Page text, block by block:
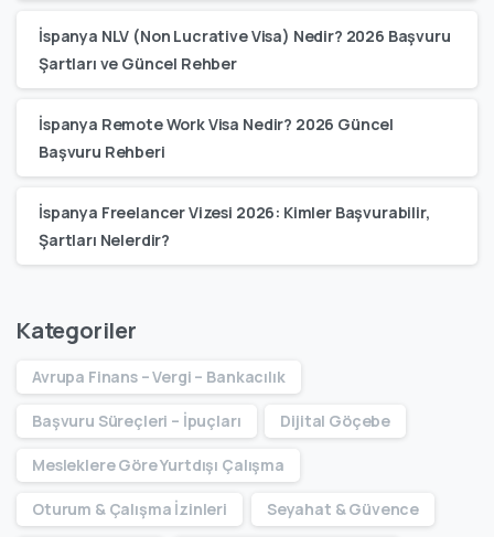
İspanya NLV (Non Lucrative Visa) Nedir? 2026 Başvuru
Şartları ve Güncel Rehber
İspanya Remote Work Visa Nedir? 2026 Güncel
Başvuru Rehberi
İspanya Freelancer Vizesi 2026: Kimler Başvurabilir,
Şartları Nelerdir?
Kategoriler
Avrupa Finans – Vergi – Bankacılık
Başvuru Süreçleri – İpuçları Dijital Göçebe
Mesleklere Göre Yurtdışı Çalışma
Oturum & Çalışma İzinleri Seyahat & Güvence